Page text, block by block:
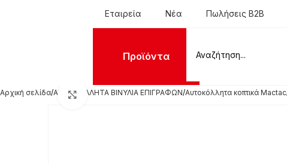
Εταιρεία Νέα Πωλήσεις B2B
Προϊόντα
Αρχική σελίδα ΑΥΤΟΚΟΛΛΗΤΑ ΒΙΝΥΛΙΑ ΕΠΙΓΡΑΦΩΝ Αυτοκόλλητα κοπτικά Mactac
Click to enlarge